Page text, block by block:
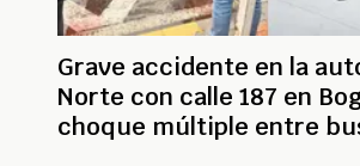
Grave accidente en la
Norte con calle 187 en
choque múltiple entre